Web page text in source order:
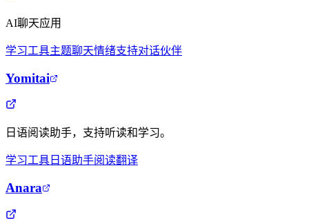
AI聊天应用
学习工具主题聊天情绪支持对话伙伴
Yomitai
日语阅读助手，支持听读和学习。
学习工具 日语助手阅读翻译
Anara